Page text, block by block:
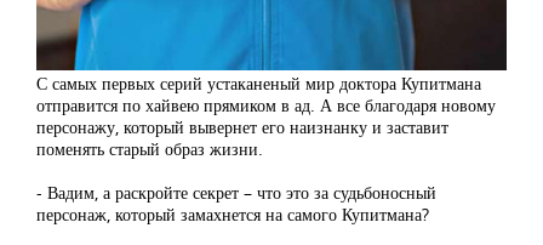
С самых первых серий устаканеный мир доктора Купитмана
отправится по хайвею прямиком в ад. А все благодаря новому
персонажу, который вывернет его наизнанку и заставит
поменять старый образ жизни.
- Вадим, а раскройте секрет – что это за судьбоносный
персонаж, который замахнется на самого Купитмана?